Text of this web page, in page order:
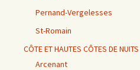
Pernand-Vergelesses
St-Romain
CÔTE ET HAUTES CÔTES DE NUITS
Arcenant